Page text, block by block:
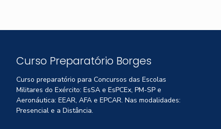
Curso Preparatório Borges
Curso preparatório para Concursos das Escolas
Militares do Exército: EsSA e EsPCEx, PM-SP e
Aeronáutica: EEAR, AFA e EPCAR. Nas modalidades:
Presencial e a Distância.